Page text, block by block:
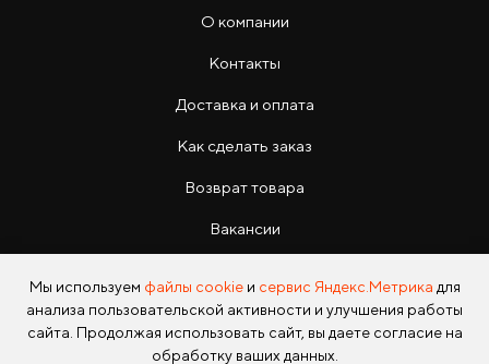
О компании
Контакты
Доставка и оплата
Как сделать заказ
Возврат товара
Вакансии
Мы используем файлы cookieи сервис Яндекс.Метрика для
анализа пользовательской активности и улучшения работы
сайта. Продолжая использовать сайт, вы даете согласие на
обработку ваших данных.